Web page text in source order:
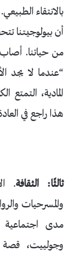
بالانتقاء
أن بيولوجيتنا
“عندما لا يجد
المادية، التمتع
هذا راجع في
ثالثًا: الثقافة.
والمسرحيات
مدى
وجولييت،